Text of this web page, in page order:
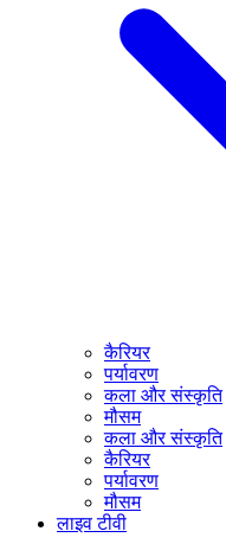
कैरियर
पर्यावरण
कला और संस्कृति
मौसम
कला और संस्कृति
कैरियर
पर्यावरण
मौसम
लाइव टीवी